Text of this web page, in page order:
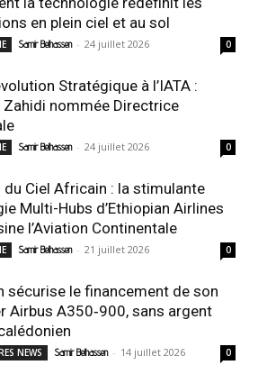
en plein ciel et au sol
Samir Belhassen - 24 juillet 2026 0
Stratégique à l’IATA :
Zahidi nommée Directrice
Samir Belhassen - 24 juillet 2026 0
du Ciel Africain : la stimulante
Multi-Hubs d’Ethiopian Airlines
l’Aviation Continentale
Samir Belhassen - 21 juillet 2026 0
sécurise le financement de son
Airbus A350‑900, sans argent
NEWS Samir Belhassen - 14 juillet 2026 0